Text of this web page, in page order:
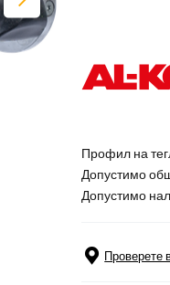
Профил на
Допустимо
Допустимо
Проверете